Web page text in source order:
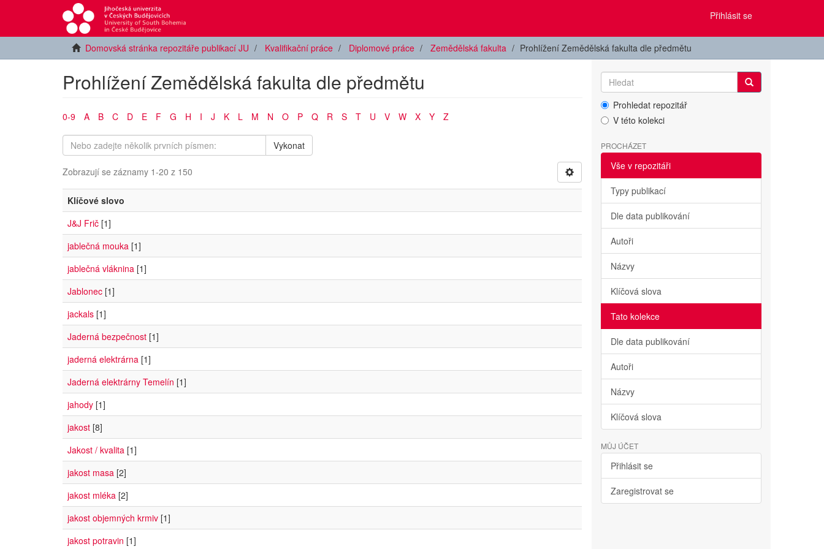
Přihlásit se
Domovská stránka repozitáře publikací JU Kvalifikační práce Diplomové práce Zemědělská fakulta Prohlížení Zemědělská fakulta dle předmětu
Prohlížení Zemědělská fakulta dle předmětu
0-9 A B C D E F G H I J K L M N O P Q R S T U V W X Y Z
Vykonat
Zobrazují se záznamy 1-20 z 150
Klíčové slovo
J&J Frič [1]
jablečná mouka [1]
jablečná vláknina [1]
Jablonec [1]
jackals [1]
Jaderná bezpečnost [1]
jaderná elektrárna [1]
Jaderná elektrárny Temelín [1]
jahody [1]
jakost [8]
Jakost / kvalita [1]
jakost masa [2]
jakost mléka [2]
jakost objemných krmiv [1]
jakost potravin [1]
Prohledat repozitář
V této kolekci
PROCHÁZET
Vše v repozitáři
Typy publikací
Dle data publikování
Autoři
Názvy
Klíčová slova
Tato kolekce
Dle data publikování
Autoři
Názvy
Klíčová slova
MŮJ ÚČET
Přihlásit se
Zaregistrovat se